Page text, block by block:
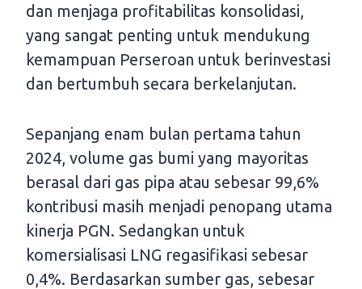
dan menjaga profitabilitas konsolidasi,
yang sangat penting untuk mendukung
kemampuan Perseroan untuk berinvestasi
dan bertumbuh secara berkelanjutan.
Sepanjang enam bulan pertama tahun
2024, volume gas bumi yang mayoritas
berasal dari gas pipa atau sebesar 99,6%
kontribusi masih menjadi penopang utama
kinerja PGN. Sedangkan untuk
komersialisasi LNG regasifikasi sebesar
0,4%. Berdasarkan sumber gas, sebesar